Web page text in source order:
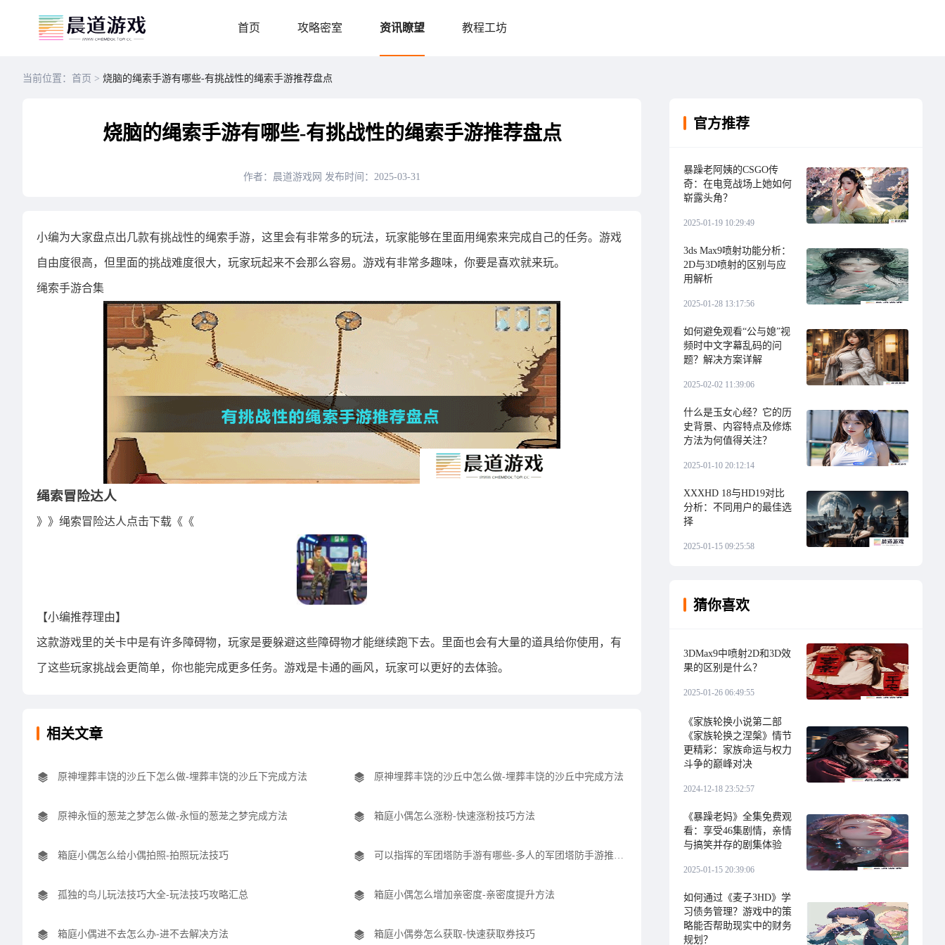
首页 攻略密室 资讯瞭望 教程工坊
当前位置：首页 > 烧脑的绳索手游有哪些-有挑战性的绳索手游推荐盘点
烧脑的绳索手游有哪些-有挑战性的绳索手游推荐盘点
作者：晨道游戏网 发布时间：2025-03-31
小编为大家盘点出几款有挑战性的绳索手游，这里会有非常多的玩法，玩家能够在里面用绳索来完成自己的任务。游戏
自由度很高，但里面的挑战难度很大，玩家玩起来不会那么容易。游戏有非常多趣味，你要是喜欢就来玩。
绳索手游合集
绳索冒险达人
》》绳索冒险达人点击下载《《
【小编推荐理由】
这款游戏里的关卡中是有许多障碍物，玩家是要躲避这些障碍物才能继续跑下去。里面也会有大量的道具给你使用，有
了这些玩家挑战会更简单，你也能完成更多任务。游戏是卡通的画风，玩家可以更好的去体验。
相关文章
原神埋葬丰饶的沙丘下怎么做-埋葬丰饶的沙丘下完成方法 原神埋葬丰饶的沙丘中怎么做-埋葬丰饶的沙丘中完成方法
原神永恒的葱茏之梦怎么做-永恒的葱茏之梦完成方法 箱庭小偶怎么涨粉-快速涨粉技巧方法
箱庭小偶怎么给小偶拍照-拍照玩法技巧 可以指挥的军团塔防手游有哪些-多人的军团塔防手游推荐盘点
孤独的鸟儿玩法技巧大全-玩法技巧攻略汇总 箱庭小偶怎么增加亲密度-亲密度提升方法
箱庭小偶进不去怎么办-进不去解决方法 箱庭小偶劵怎么获取-快速获取券技巧
官方推荐
暴躁老阿姨的CSGO传
奇：在电竞战场上她如何
崭露头角？
2025-01-19 10:29:49
3ds Max9喷射功能分析：
2D与3D喷射的区别与应
用解析
2025-01-28 13:17:56
如何避免观看“公与媳”视
频时中文字幕乱码的问
题？解决方案详解
2025-02-02 11:39:06
什么是玉女心经？它的历
史背景、内容特点及修炼
方法为何值得关注？
2025-01-10 20:12:14
XXXHD 18与HD19对比
分析：不同用户的最佳选
择
2025-01-15 09:25:58
猜你喜欢
3DMax9中喷射2D和3D效
果的区别是什么？
2025-01-26 06:49:55
《家族轮换小说第二部
《家族轮换之涅槃》情节
更精彩：家族命运与权力
斗争的巅峰对决
2024-12-18 23:52:57
《暴躁老妈》全集免费观
看：享受46集剧情，亲情
与搞笑并存的剧集体验
2025-01-15 20:39:06
如何通过《麦子3HD》学
习债务管理？游戏中的策
略能否帮助现实中的财务
规划？